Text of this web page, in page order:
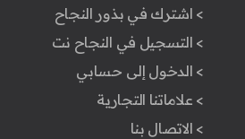
> اشترك في بذور النجاح
> التسجيل في النجاح نت
> الدخول إلى حسابي
> علاماتنا التجارية
> الاتصال بنا